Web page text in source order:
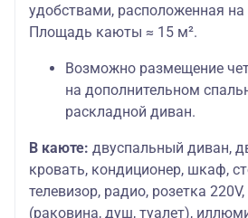
удобствами, расположенная
Площадь каюты ≈ 15 м².
Возможно размещение
на дополнительном
раскладной диван.
В каюте: двуспальный диван,
кровать, кондиционер, шкаф,
телевизор, радио, розетка
(раковина, душ, туалет),